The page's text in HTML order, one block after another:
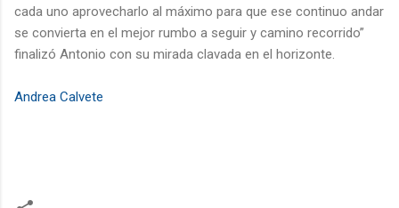
cada uno aprovecharlo al máximo para que ese continuo andar
se convierta en el mejor rumbo a seguir y camino recorrido”
finalizó Antonio con su mirada clavada en el horizonte.
Andrea Calvete